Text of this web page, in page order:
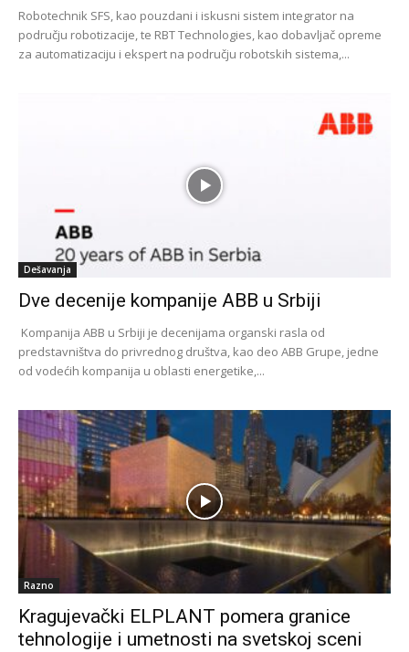
Robotechnik SFS, kao pouzdani i iskusni sistem integrator na
području robotizacije, te RBT Technologies, kao dobavljač opreme
za automatizaciju i ekspert na području robotskih sistema,...
Dešavanja
Dve decenije kompanije ABB u Srbiji
Kompanija ABB u Srbiji je decenijama organski rasla od
predstavništva do privrednog društva, kao deo ABB Grupe, jedne
od vodećih kompanija u oblasti energetike,...
Razno
Kragujevački ELPLANT pomera granice
tehnologije i umetnosti na svetskoj sceni